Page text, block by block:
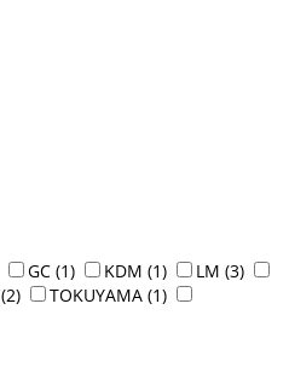
GC (1) KDM (1) LM (3)
(2) TOKUYAMA (1)